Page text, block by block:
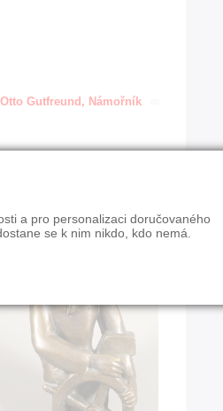
Otto Gutfreund, Námořník
a pro personalizaci doručovaného
se k nim nikdo, kdo nemá.